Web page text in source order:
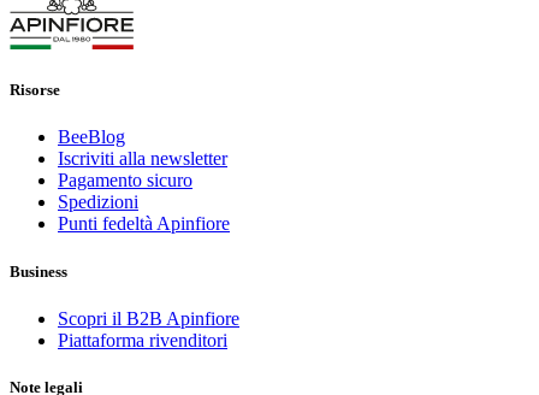
Risorse
BeeBlog
Iscriviti alla newsletter
Pagamento sicuro
Spedizioni
Punti fedeltà Apinfiore
Business
Scopri il B2B Apinfiore
Piattaforma rivenditori
Note legali